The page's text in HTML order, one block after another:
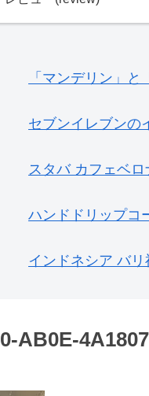
「マンデリン」
セブンイレブンの
スタバ カフェベ
ハンドドリップコ
インドネシア バ
AB0E-